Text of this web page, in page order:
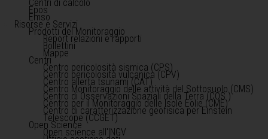
Centri di calcolo
Epos
Emso
Risorse e Servizi
Prodotti del Monitoraggio
Report relazioni e rapporti
Bollettini
Mappe
Centri
Centro pericolosità sismica (CPS)
Centro pericolosità vulcanica (CPV)
Centro allerta tsunami (CAT)
Centro Monitoraggio delle attività del Sottosuolo (CMS)
Centro di Osservazioni Spaziali della Terra (COS )
Centro per il Monitoraggio delle Isole Eolie (CME)
Centro di caratterizzazione geofisica per Einstein
Telescope (CCGET)
Open Science
Open science all'INGV